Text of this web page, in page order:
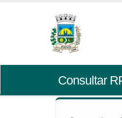
Consultar